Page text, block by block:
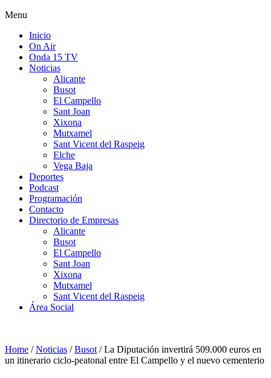
Menu
Inicio
On Air
Onda 15 TV
Noticias
Alicante
Busot
El Campello
Sant Joan
Xixona
Mutxamel
Sant Vicent del Raspeig
Elche
Vega Baja
Deportes
Podcast
Programación
Contacto
Directorio de Empresas
Alicante
Busot
El Campello
Sant Joan
Xixona
Mutxamel
Sant Vicent del Raspeig
Área Social
Home /Noticias /Busot /La Diputación invertirá 509.000 euros en
un itinerario ciclo-peatonal entre El Campello y el nuevo cementerio